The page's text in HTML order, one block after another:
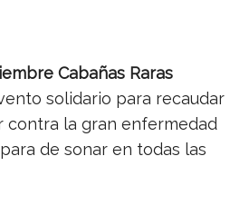
Cabañas Raras
solidario para recaudar
contra la gran enfermedad
de sonar en todas las